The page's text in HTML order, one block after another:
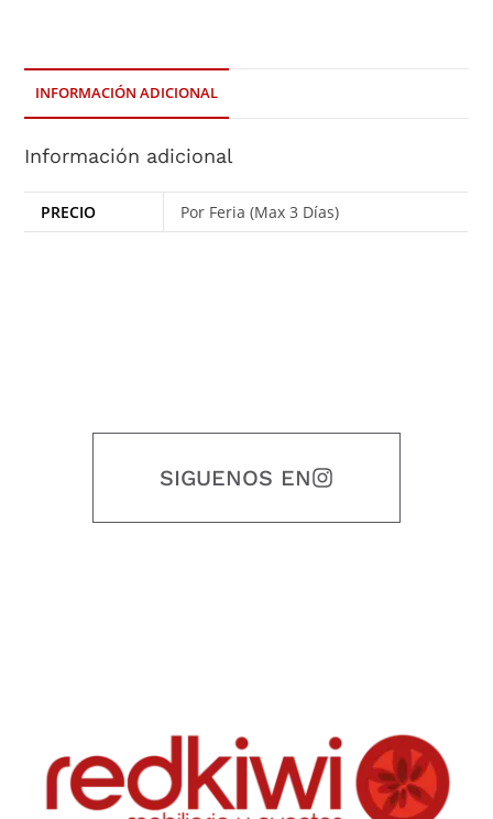
INFORMACIÓN ADICIONAL
Información adicional
PRECIO Por Feria (Max 3 Días)
SIGUENOS EN